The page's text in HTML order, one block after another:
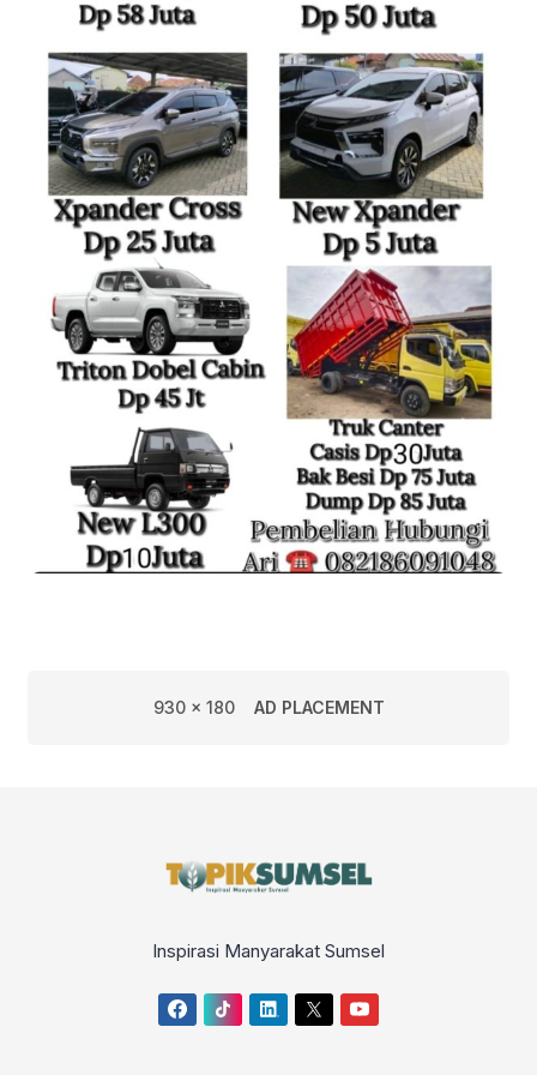
930 x 180 AD PLACEMENT
Inspirasi Manyarakat Sumsel